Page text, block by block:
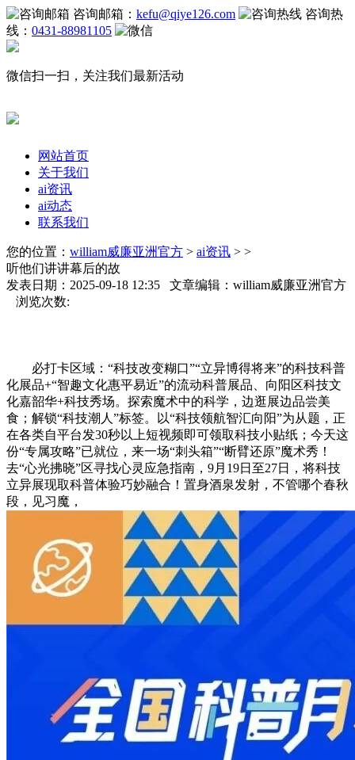
咨询邮箱： kefu@qiye126.com
咨询热
线： 0431-88981105
微信扫一扫，关注我们最新活动
网站首页
关于我们
ai资讯
ai动态
联系我们
您的位置： william威廉亚洲官方 > ai资讯 > >
听他们讲讲幕后的故
发表日期：2025-09-18 12:35 文章编辑：william威廉亚洲官方
浏览次数:
必打卡区域：“科技改变糊口”“立异博得将来”的科技科普
化展品+“智趣文化惠平易近”的流动科普展品、向阳区科技文
化嘉韶华+科技秀场。探索魔术中的科学，边逛展边品尝美
食；解锁“科技潮人”标签。以“科技领航智汇向阳”为从题，正
在各类自平台发30秒以上短视频即可领取科技小贴纸；今天这
份“专属攻略”已就位，来一场“刺头箱”“断臂还原”魔术秀！
去“心光拂晓”区寻找心灵应急指南，9月19日至27日，将科技
立异展现取科普体验巧妙融合！置身酒泉发射，不管哪个春秋
段，见习魔，